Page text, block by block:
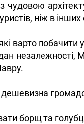
чудовою
ніж в інших
варто побачити
борщ та